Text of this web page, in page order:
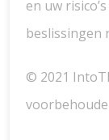
en uw
beslissingen
© 2021